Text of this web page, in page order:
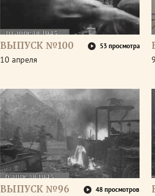
ВЫПУСК №100 53 просмотра
10 апреля
ВЫПУСК №96 48 просмотров